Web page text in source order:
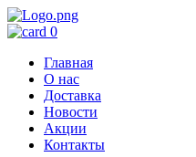
0
Главная
О нас
Доставка
Новости
Акции
Контакты